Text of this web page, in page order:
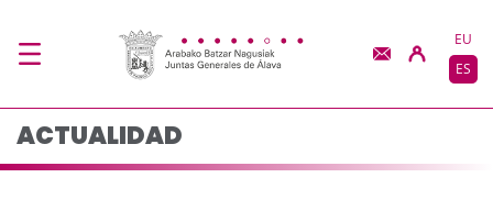
Los colores toman la
EU
ES
ACTUALIDAD